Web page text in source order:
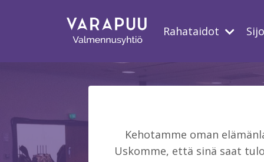
Rahataidot
Kehotamme oman
Uskomme, että sinä saat